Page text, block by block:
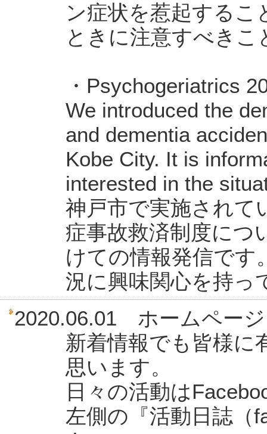
ン症状を惹起するこ
ときに注意すべきこ
・Psychogeriatrics
We introduced the
and dementia
Kobe City. It is
interested in the
神戸市で実施されて
症事故救済制度につ
けての情報発信です
況に興味関心を持っ
2020.06.01 ホームペー
新着情報でも皆様に
思います。
日々の活動は
左側の『活動日誌（